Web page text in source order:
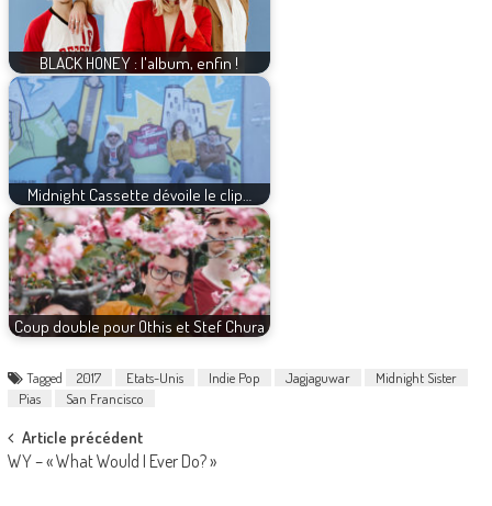
BLACK HONEY : l'album, enfin !
Midnight Cassette dévoile le clip…
Coup double pour Othis et Stef Chura
Tagged 2017 Etats-Unis Indie Pop Jagjaguwar
Midnight Sister
Pias
San Francisco
Post
navigation
Article précédent
WY – « What Would I Ever Do? »